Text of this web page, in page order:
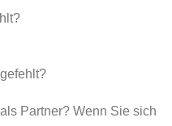
Partner? Wenn Sie sich